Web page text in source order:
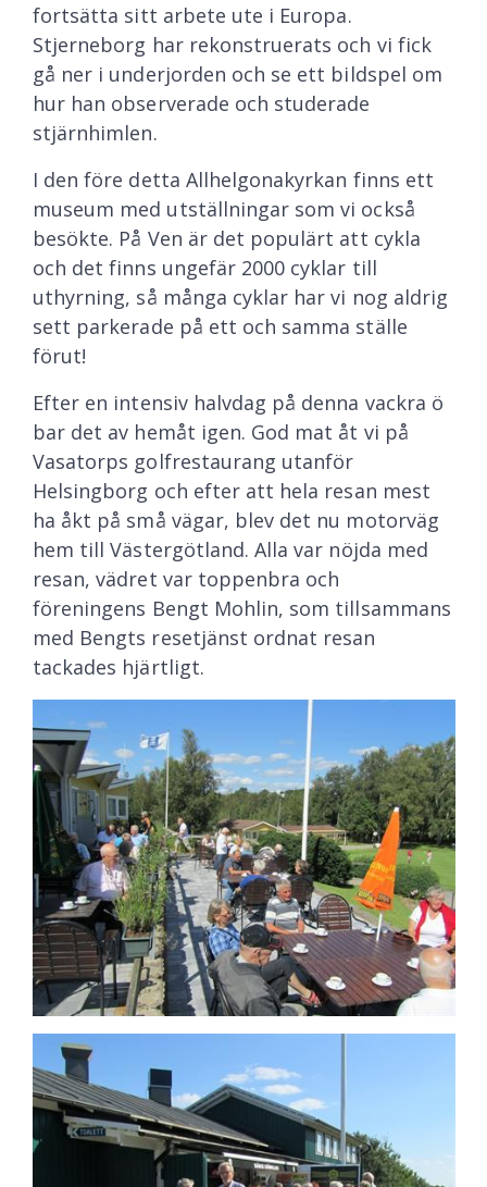
fortsätta sitt arbete ute i Europa.
Stjerneborg har rekonstruerats och vi fick
gå ner i underjorden och se ett bildspel om
hur han observerade och studerade
stjärnhimlen.
I den före detta Allhelgonakyrkan finns ett
museum med utställningar som vi också
besökte. På Ven är det populärt att cykla
och det finns ungefär 2000 cyklar till
uthyrning, så många cyklar har vi nog aldrig
sett parkerade på ett och samma ställe
förut!
Efter en intensiv halvdag på denna vackra ö
bar det av hemåt igen. God mat åt vi på
Vasatorps golfrestaurang utanför
Helsingborg och efter att hela resan mest
ha åkt på små vägar, blev det nu motorväg
hem till Västergötland. Alla var nöjda med
resan, vädret var toppenbra och
föreningens Bengt Mohlin, som tillsammans
med Bengts resetjänst ordnat resan
tackades hjärtligt.